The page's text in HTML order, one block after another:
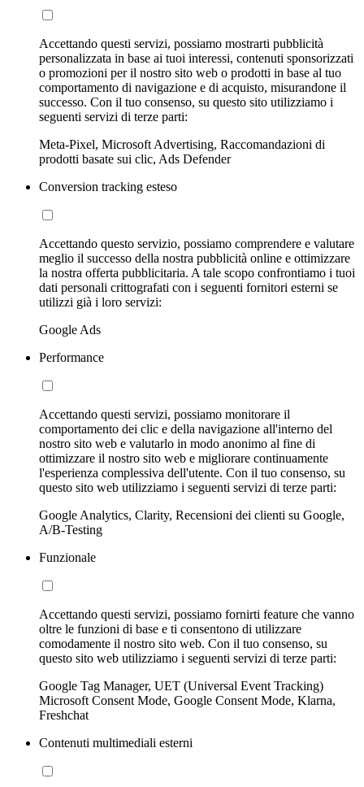
Accettando questi servizi, possiamo mostrarti pubblicità
personalizzata in base ai tuoi interessi, contenuti sponsorizzati
o promozioni per il nostro sito web o prodotti in base al tuo
comportamento di navigazione e di acquisto, misurandone il
successo. Con il tuo consenso, su questo sito utilizziamo i
seguenti servizi di terze parti:
Meta-Pixel, Microsoft Advertising, Raccomandazioni di
prodotti basate sui clic, Ads Defender
Conversion tracking esteso
Accettando questo servizio, possiamo comprendere e valutare
meglio il successo della nostra pubblicità online e ottimizzare
la nostra offerta pubblicitaria. A tale scopo confrontiamo i tuoi
dati personali crittografati con i seguenti fornitori esterni se
utilizzi già i loro servizi:
Google Ads
Performance
Accettando questi servizi, possiamo monitorare il
comportamento dei clic e della navigazione all'interno del
nostro sito web e valutarlo in modo anonimo al fine di
ottimizzare il nostro sito web e migliorare continuamente
l'esperienza complessiva dell'utente. Con il tuo consenso, su
questo sito web utilizziamo i seguenti servizi di terze parti:
Google Analytics, Clarity, Recensioni dei clienti su Google,
A/B-Testing
Funzionale
Accettando questi servizi, possiamo fornirti feature che vanno
oltre le funzioni di base e ti consentono di utilizzare
comodamente il nostro sito web. Con il tuo consenso, su
questo sito web utilizziamo i seguenti servizi di terze parti:
Google Tag Manager, UET (Universal Event Tracking)
Microsoft Consent Mode, Google Consent Mode, Klarna,
Freshchat
Contenuti multimediali esterni